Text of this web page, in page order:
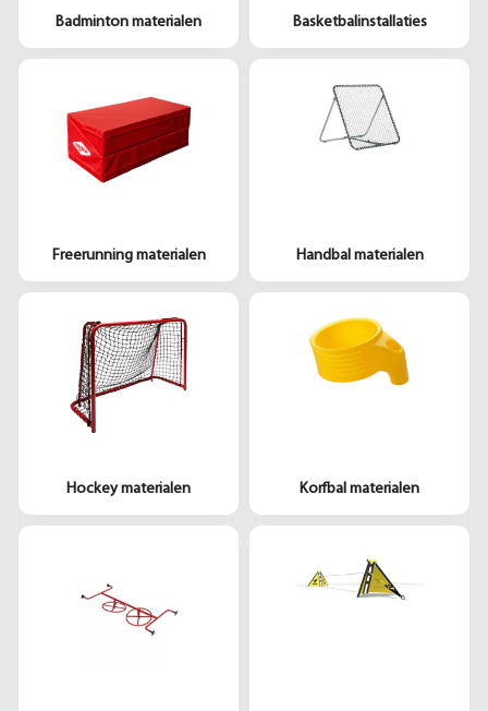
Badminton materialen Basketbalinstallaties
Freerunning materialen Handbal materialen
Hockey materialen Korfbal materialen